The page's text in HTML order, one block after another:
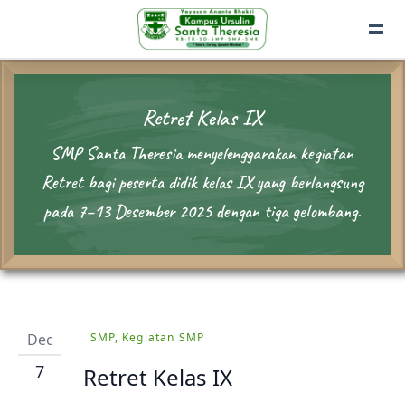
Retret Kelas IX
SMP Santa Theresia menyelenggarakan kegiatan
Retret bagi peserta didik kelas IX yang berlangsung
pada 7–13 Desember 2025 dengan tiga gelombang.
Dec
7
SMP, Kegiatan SMP
Retret Kelas IX